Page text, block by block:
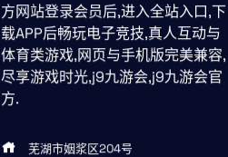
方网站登录会员后,进入全站入口,下
载APP后畅玩电子竞技,真人互动与
体育类游戏,网页与手机版完美兼容,
尽享游戏时光,j9九游会,j9九游会官
方.
芜湖市姻浆区204号